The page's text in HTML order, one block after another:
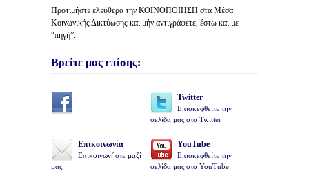
Προτιμήστε ελεύθερα την ΚΟΙΝΟΠΟΙΗΣΗ στα Μέσα
Κοινωνικής Δικτύωσης και μήν αντιγράφετε, έστω και με
“πηγή”.
Βρείτε μας επίσης:
Twitter
Επισκεφθείτε την
σελίδα μας στο Twitter
Επικοινωνία
Επικοινωνήστε μαζί
μας
YouTube
Επισκεφθείτε την
σελίδα μας στο YouTube